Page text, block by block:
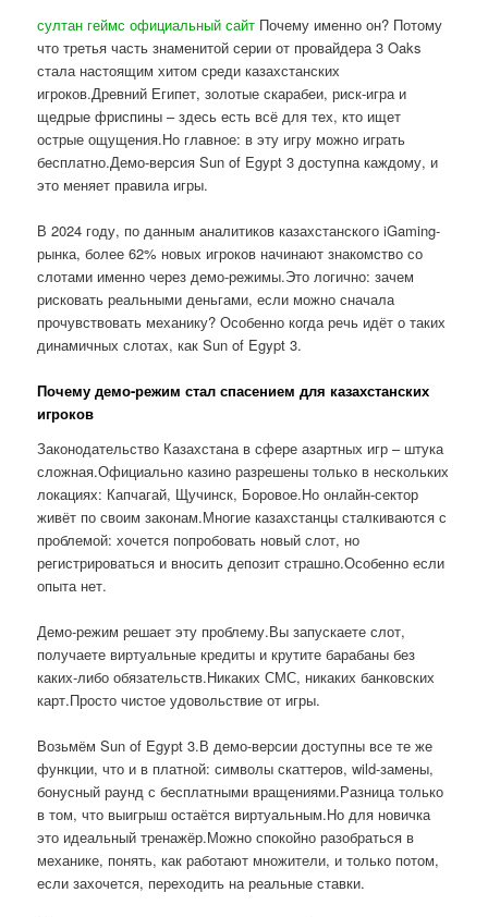
султан геймс официальный сайт Почему именно он? Потому
что третья часть знаменитой серии от провайдера 3 Oaks
стала настоящим хитом среди казахстанских
игроков.Древний Египет, золотые скарабеи, риск-игра и
щедрые фриспины – здесь есть всё для тех, кто ищет
острые ощущения.Но главное: в эту игру можно играть
бесплатно.Демо-версия Sun of Egypt 3 доступна каждому, и
это меняет правила игры.
В 2024 году, по данным аналитиков казахстанского iGaming-
рынка, более 62% новых игроков начинают знакомство со
слотами именно через демо-режимы.Это логично: зачем
рисковать реальными деньгами, если можно сначала
прочувствовать механику? Особенно когда речь идёт о таких
динамичных слотах, как Sun of Egypt 3.
Почему демо-режим стал спасением для казахстанских
игроков
Законодательство Казахстана в сфере азартных игр – штука
сложная.Официально казино разрешены только в нескольких
локациях: Капчагай, Щучинск, Боровое.Но онлайн-сектор
живёт по своим законам.Многие казахстанцы сталкиваются с
проблемой: хочется попробовать новый слот, но
регистрироваться и вносить депозит страшно.Особенно если
опыта нет.
Демо-режим решает эту проблему.Вы запускаете слот,
получаете виртуальные кредиты и крутите барабаны без
каких-либо обязательств.Никаких СМС, никаких банковских
карт.Просто чистое удовольствие от игры.
Возьмём Sun of Egypt 3.В демо-версии доступны все те же
функции, что и в платной: символы скаттеров, wild-замены,
бонусный раунд с бесплатными вращениями.Разница только
в том, что выигрыш остаётся виртуальным.Но для новичка
это идеальный тренажёр.Можно спокойно разобраться в
механике, понять, как работают множители, и только потом,
если захочется, переходить на реальные ставки.